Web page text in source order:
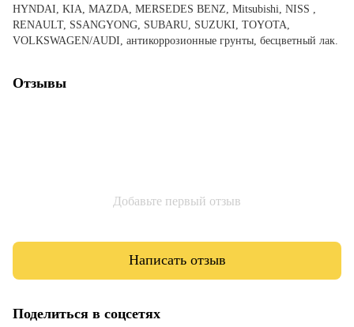
HYNDAI, KIA, MAZDA, MERSEDES BENZ, Mitsubishi, NISS ,
RENAULT, SSANGYONG, SUBARU, SUZUKI, TOYOTA,
VOLKSWAGEN/AUDI, антикоррозионные грунты, бесцветный лак.
Отзывы
Добавьте первый отзыв
Написать отзыв
Поделиться в соцсетях